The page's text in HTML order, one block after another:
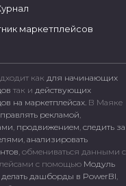
маркетплейсов
как для начинающих
так и действующих
на маркетплейсах. В Маяке
рекламой
продвижением следить за
анализировать
, обмениваться данными с
c помощью Модуль
делать дашборды в PowerBI